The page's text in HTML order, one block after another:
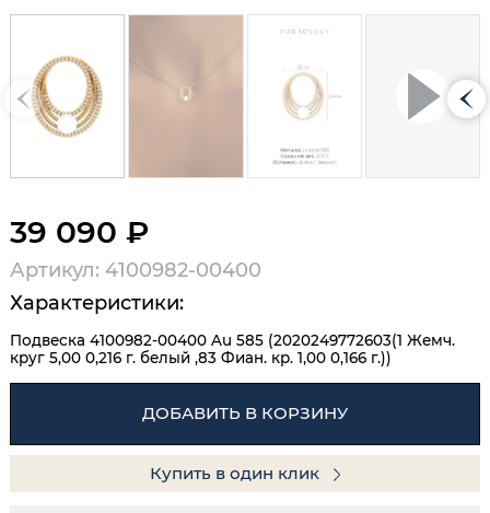
39 090 ₽
Артикул: 4100982-00400
Характеристики:
Подвеска 4100982-00400 Au 585 (2020249772603(1 Жемч.
круг 5,00 0,216 г. белый ,83 Фиан. кр. 1,00 0,166 г.))
ДОБАВИТЬ В КОРЗИНУ
Купить в один клик